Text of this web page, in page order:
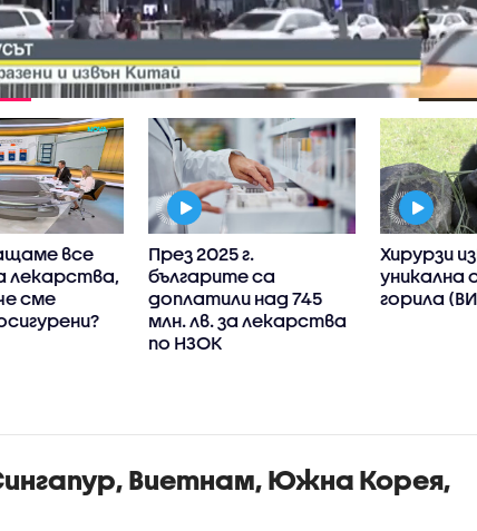
все
лекарства,
сме
През 2025 г.
българите са
доплатили над 745
млн. лв. за лекарства
по НЗОК
Хирурзи
уникална
горила
Виетнам, Южна Корея,